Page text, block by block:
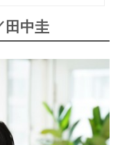
中圭